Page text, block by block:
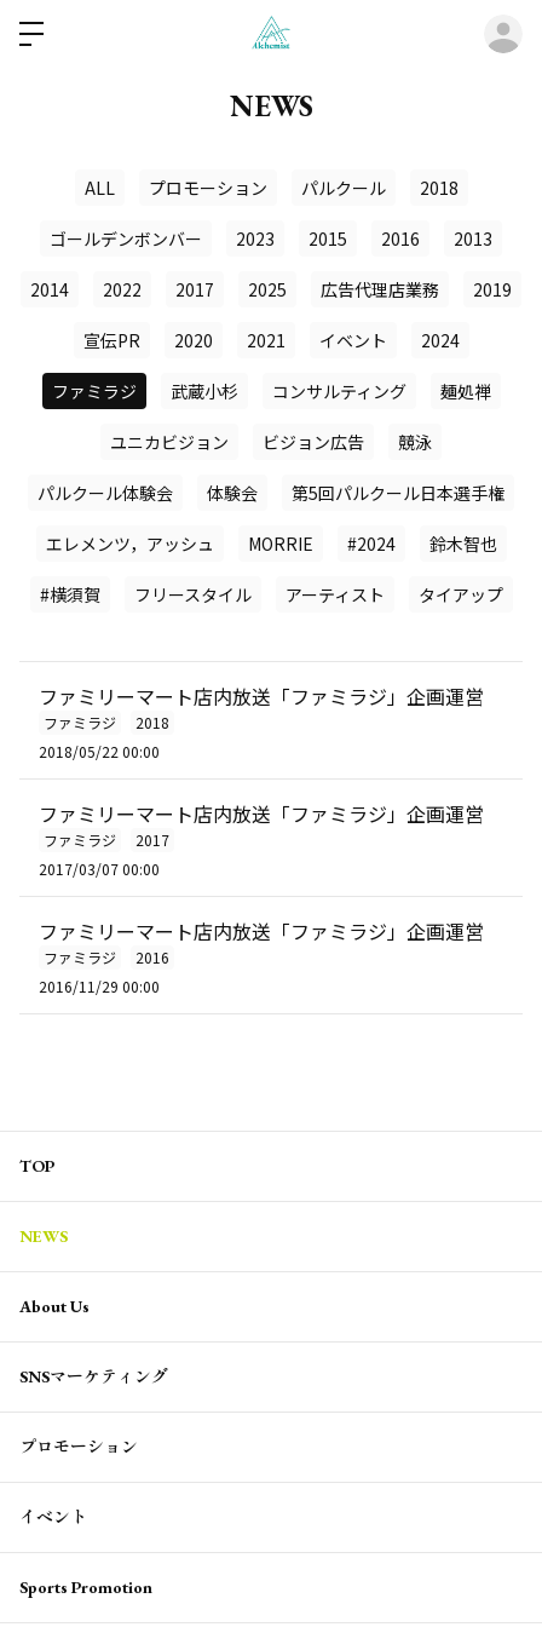
NEWS
ALL プロモーション パルクール 2018
ゴールデンボンバー 2023 2015 2016 2013
2014 2022 2017 2025 広告代理店業務 2019
宣伝PR 2020 2021 イベント 2024
ファミラジ 武蔵小杉 コンサルティング 麺処禅
ユニカビジョン ビジョン広告 競泳
パルクール体験会 体験会 第5回パルクール日本選手権
エレメンツ，アッシュ MORRIE #2024 鈴木智也
#横須賀 フリースタイル アーティスト タイアップ
ファミリーマート店内放送「ファミラジ」企画運営
ファミラジ
2018
2018/05/22 00:00
ファミリーマート店内放送「ファミラジ」企画運営
ファミラジ
2017
2017/03/07 00:00
ファミリーマート店内放送「ファミラジ」企画運営
ファミラジ
2016
2016/11/29 00:00
TOP
NEWS
About Us
SNSマーケティング
プロモーション
イベント
Sports Promotion